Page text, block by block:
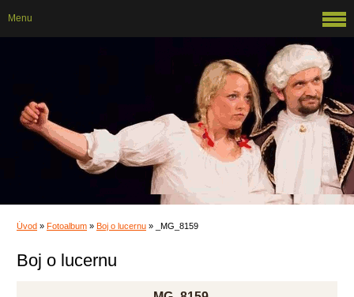
Úvod » Fotoalbum » Boj o lucernu » _MG_8159
Boj o lucernu
Menu